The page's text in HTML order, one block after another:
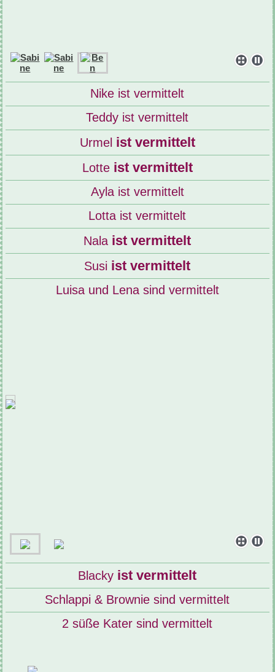
Nike ist vermittelt
Teddy ist vermittelt
Urmelist vermittelt
Lotte ist vermittelt
Ayla ist vermittelt
Lotta ist vermittelt
Nala ist vermittelt
Susi ist vermittelt
Luisa und Lena sind vermittelt
Blacky ist vermittelt
Schlappi & Brownie sind vermittelt
2 süße Kater sind vermittelt